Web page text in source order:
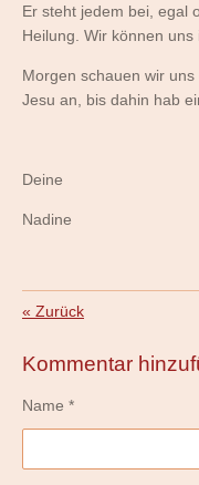
Er steht jedem bei, egal
Heilung. Wir können
Morgen schauen wir
Jesu an, bis dahin hab
Deine
Nadine
« Zurück
Kommentar
Name *